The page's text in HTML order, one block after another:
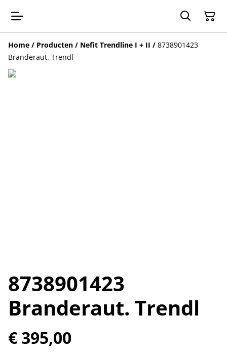
Home / Producten / Nefit Trendline I + II / 8738901423
Branderaut. Trendl
8738901423
Branderaut. Trendl
€ 395,00